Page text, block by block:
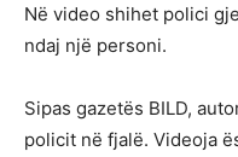
Në video shihet polici
ndaj një personi.
Sipas gazetës BILD,
policit në fjalë. Videoja